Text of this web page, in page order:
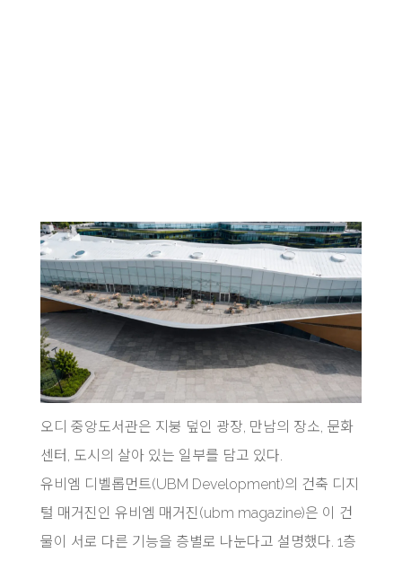
오디 중앙도서관은 지붕 덮인 광장, 만남의 장소, 문화
센터, 도시의 살아 있는 일부를 담고 있다.
유비엠 디벨롭먼트(UBM Development)의 건축 디지
털 매거진인 유비엠 매거진(ubm magazine)은 이 건
물이 서로 다른 기능을 층별로 나눈다고 설명했다. 1층